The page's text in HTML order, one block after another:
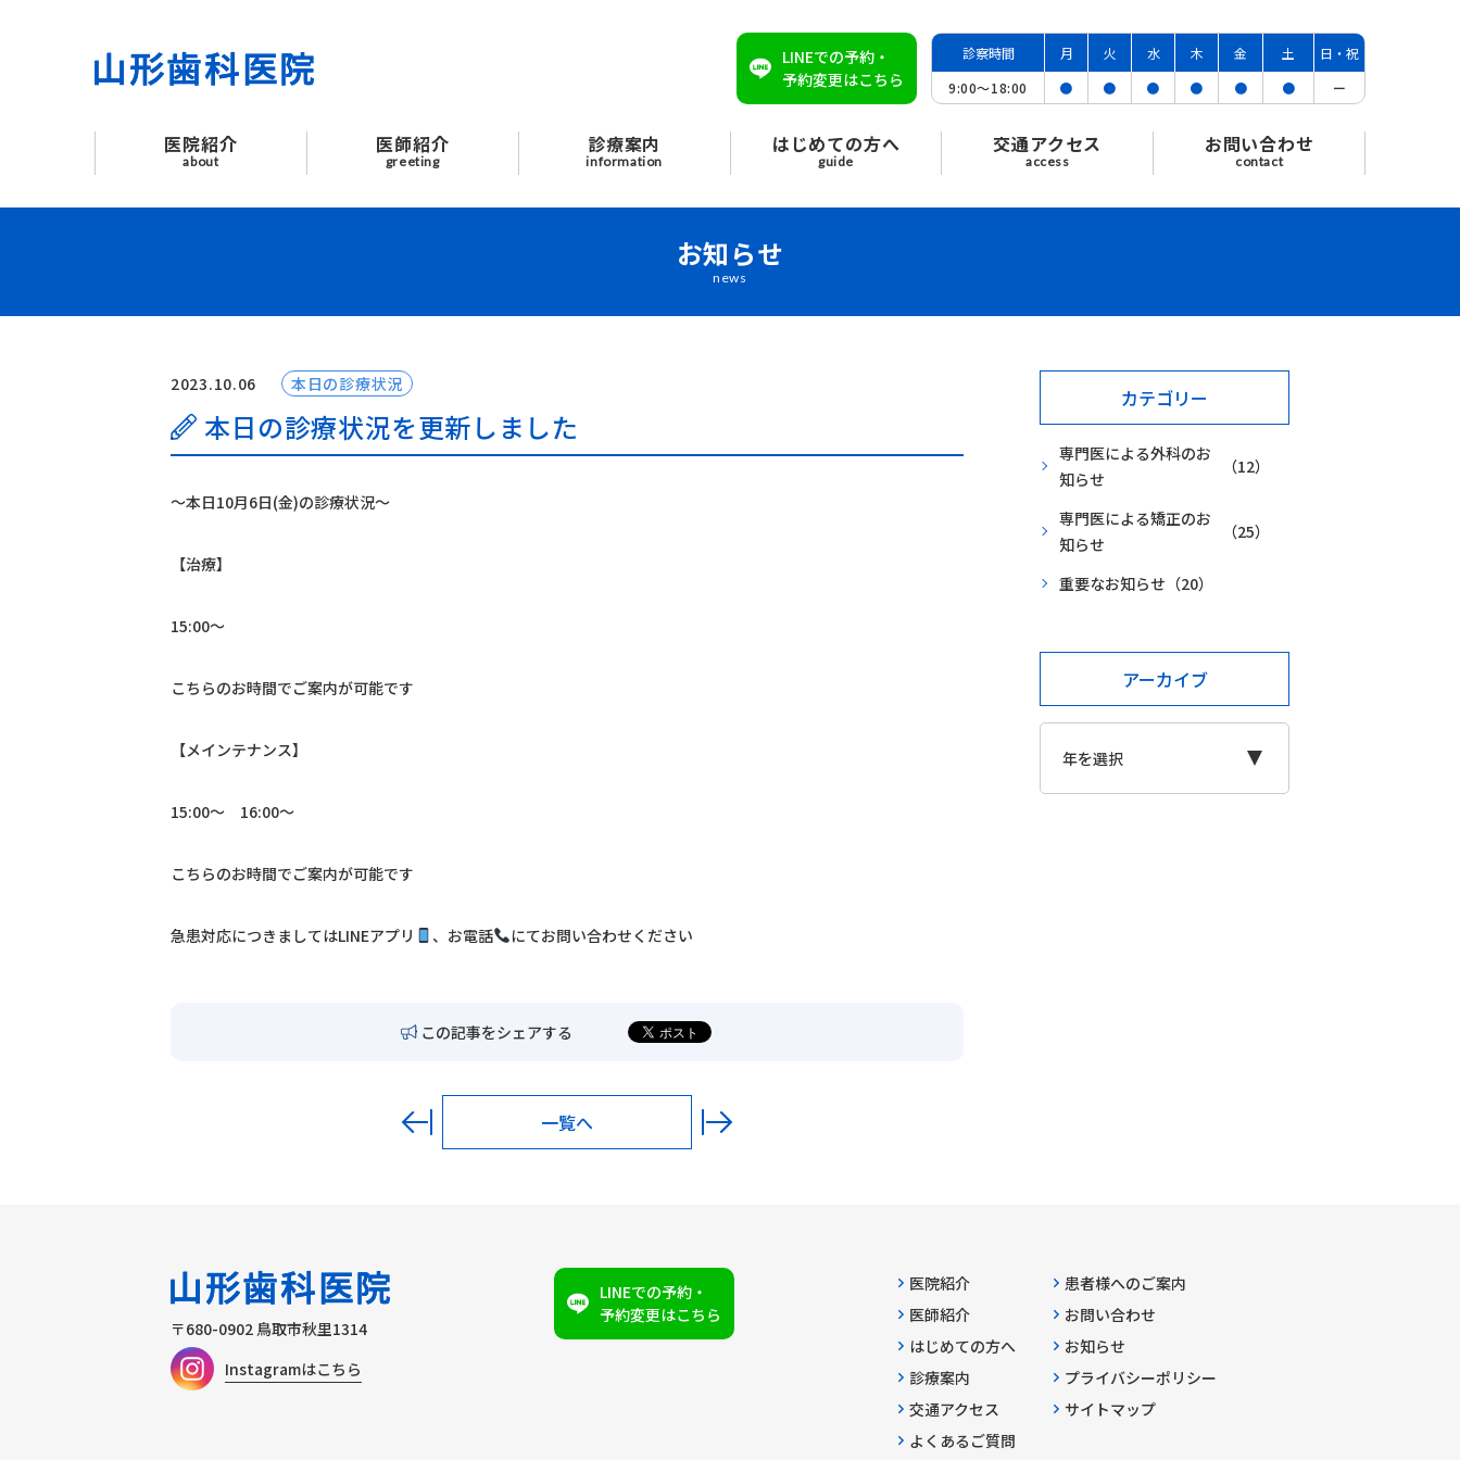
LINEでの予約・
予約変更はこちら
診察時間 月 火 水 木 金 土
日・祝
9:00〜18:00 ● ● ● ● ● ● ー
医院紹介
about
医師紹介
greeting
診療案内
information
はじめての方へ
guide
交通アクセス
access
お問い合わせ
contact
お知らせ
news
2023.10.06 本日の診療状況
本日の診療状況を更新しました
〜本日10月6日(金)の診療状況〜
【治療】
15:00〜
こちらのお時間でご案内が可能です
【メインテナンス】
15:00〜 16:00〜
こちらのお時間でご案内が可能です
急患対応につきましてはLINEアプリ 、お電話 にてお問い合わせください
この記事をシェアする
一覧へ
カテゴリー
専門医による外科のお
知らせ
（12）
専門医による矯正のお
知らせ
（25）
重要なお知らせ （20）
アーカイブ
〒680-0902 鳥取市秋里1314
Instagramはこちら
LINEでの予約・
予約変更はこちら
医院紹介
医師紹介
はじめての方へ
診療案内
交通アクセス
よくあるご質問
患者様へのご案内
お問い合わせ
お知らせ
プライバシーポリシー
サイトマップ